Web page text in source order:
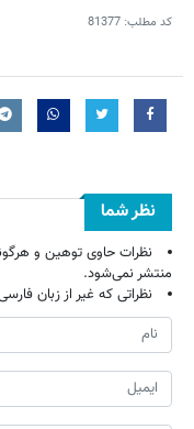
کد مطلب: 81377
نظر شما
نظرات حاوی توهین و
منتشر نمی‌شود.
نظراتی که غیر از زبان